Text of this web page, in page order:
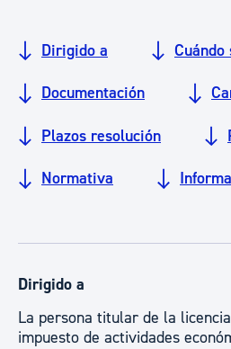
Dirigido a
Documentación
Plazos resolución
Normativa
Dirigido a
La persona titular de la
impuesto de actividades